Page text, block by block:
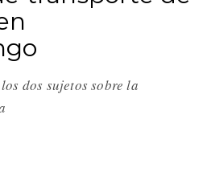
dos sujetos sobre la